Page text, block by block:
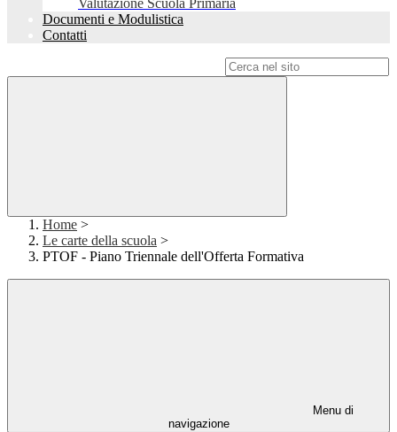
Valutazione Scuola Primaria
Documenti e Modulistica
Contatti
Home >
Le carte della scuola >
PTOF - Piano Triennale dell'Offerta Formativa
Menu di
navigazione